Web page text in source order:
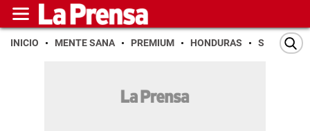
INICIO MENTE SANA PREMIUM HONDURAS SAN PEDRO